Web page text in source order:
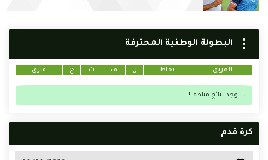
البطولة الوطنية المحترفة
الفريق نقاط ل ف ت خ فارق
لا توجد نتائج متاحة !!
كرة قدم